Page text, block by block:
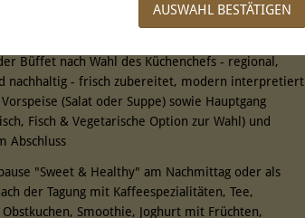
Smoothie-Shots, Roggenbrot mit veganem
vegane Mini-Muffins
Büffet nach Wahl des Küchenchefs - regional,
nachhaltig - frisch zubereitet, modern interpretiert
(Salat oder Suppe) sowie Hauptgang
Fisch & Vegetarische Option zur Wahl) und
Abschluss
"Sweet & Healthy" am Nachmittag oder als
der Tagung mit Kaffeespezialitäten, Tee,
Obstkuchen, Smoothie, Joghurt mit Früchten,
AUSWAHL BESTÄTIGEN